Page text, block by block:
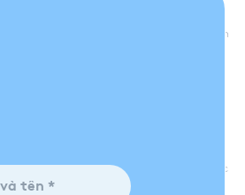
nhất thiết là bạn phải ngồi vào bàn
Thay vào đó, bạn có thể học mà
giải trí, bạn vẫn có thể học từ vựng
sách báo hay đọc truyện tiếng Anh.
xem phim tiếng Anh. Bạn cũng có thể
thảo, chương trình nghệ thuật…do
ngữ hiện nay rất chú trọng việc tổ chức
các trại hè tiếng Anh; các câu lạc bộ